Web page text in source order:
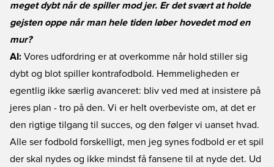
meget dybt når de spiller mod jer. Er det svært at holde
gejsten oppe når man hele tiden løber hovedet mod en
mur?
AI: Vores udfordring er at overkomme når hold stiller sig
dybt og blot spiller kontrafodbold. Hemmeligheden er
egentlig ikke særlig avanceret: bliv ved med at insistere på
jeres plan - tro på den. Vi er helt overbeviste om, at det er
den rigtige tilgang til succes, og den følger vi uanset hvad.
Alle ser fodbold forskelligt, men jeg synes fodbold er et spil
der skal nydes og ikke mindst få fansene til at nyde det. Ud